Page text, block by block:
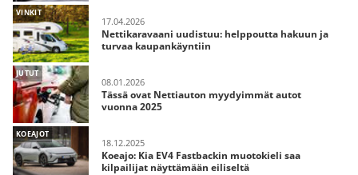
VINKIT
17.04.2026
Nettikaravaani uudistuu: helppoutta hakuun ja
turvaa kaupankäyntiin
JUTUT
08.01.2026
Tässä ovat Nettiauton myydyimmät autot
vuonna 2025
KOEAJOT
18.12.2025
Koeajo: Kia EV4 Fastbackin muotokieli saa
kilpailijat näyttämään eiliseltä